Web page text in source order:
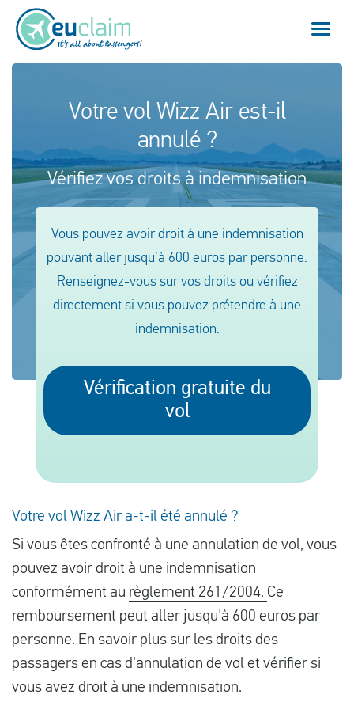
A propos de nous
Contact
Vol annulé
Connexion manquée
Notre service
Votre vol Wizz Air est-il
annulé ?
Vérifiez vos droits à indemnisation
Vous pouvez avoir droit à une indemnisation
pouvant aller jusqu'à 600 euros par personne.
Renseignez-vous sur vos droits ou vérifiez
directement si vous pouvez prétendre à une
indemnisation.
Vérification gratuite du
vol
Votre vol Wizz Air a-t-il été annulé ?
Si vous êtes confronté à une annulation de vol, vous
pouvez avoir droit à une indemnisation
conformément au règlement 261/2004. Ce
remboursement peut aller jusqu'à 600 euros par
personne. En savoir plus sur les droits des
passagers en cas d'annulation de vol et vérifier si
vous avez droit à une indemnisation.